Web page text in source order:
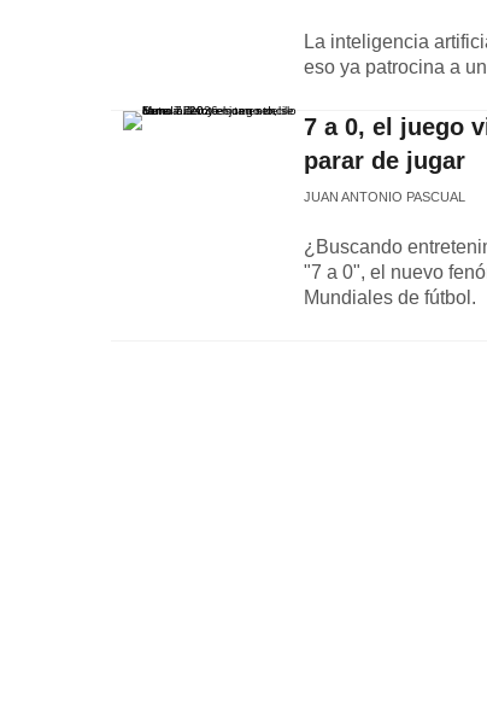
La inteligencia
eso ya patrocina a
7 a 0, el juego
parar de jugar
JUAN ANTONIO PASCUAL
¿Buscando
"7 a 0", el nuevo
Mundiales de fútbol.